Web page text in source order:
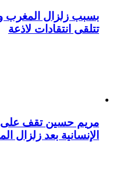
بسبب زلزال المغرب
تتلقى انتقادات لاذعة
مريم حسين تقف على
الإنسانية بعد زلزال